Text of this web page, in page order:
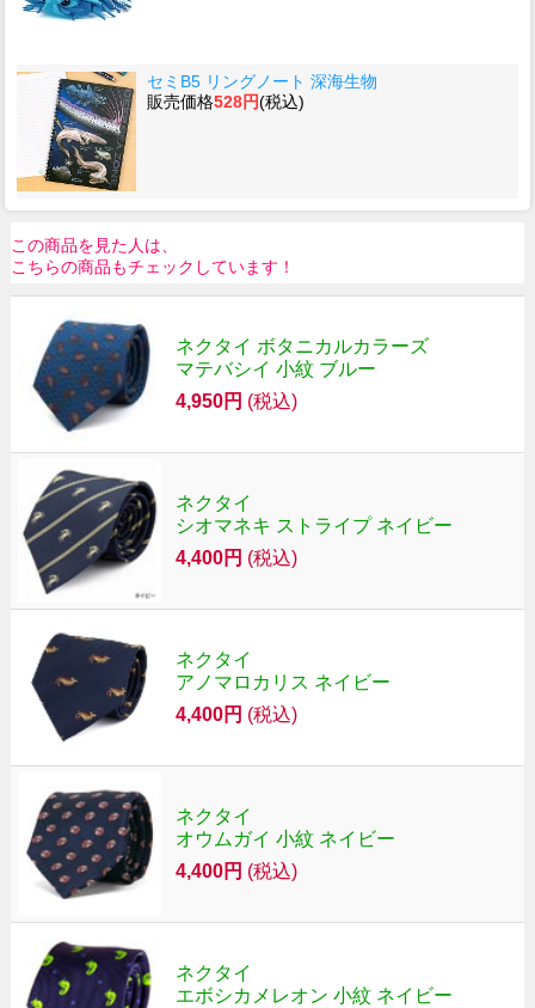
セミB5 リングノート 深海生物
販売価格528円(税込)
この商品を見た人は、
こちらの商品もチェックしています！
ネクタイ ボタニカルカラーズ
マテバシイ 小紋 ブルー
4,950円 (税込)
ネクタイ
シオマネキ ストライプ ネイビー
4,400円 (税込)
ネクタイ
アノマロカリス ネイビー
4,400円 (税込)
ネクタイ
オウムガイ 小紋 ネイビー
4,400円 (税込)
ネクタイ
エボシカメレオン 小紋 ネイビー